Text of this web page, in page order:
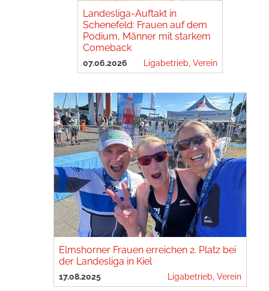
Landesliga-Auftakt in
Schenefeld: Frauen auf dem
Podium, Männer mit starkem
Comeback
07.06.2026 Ligabetrieb Verein
Elmshorner Frauen erreichen 2. Platz bei
der Landesliga in Kiel
17.08.2025 Ligabetrieb Verein